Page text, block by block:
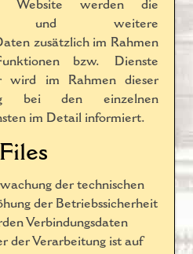
Website werden die
und weitere
zusätzlich im Rahmen
bzw. Dienste
wird im Rahmen dieser
bei den einzelnen
im Detail informiert.
der technischen
der Betriebssicherheit
Verbindungsdaten
der Verarbeitung ist auf